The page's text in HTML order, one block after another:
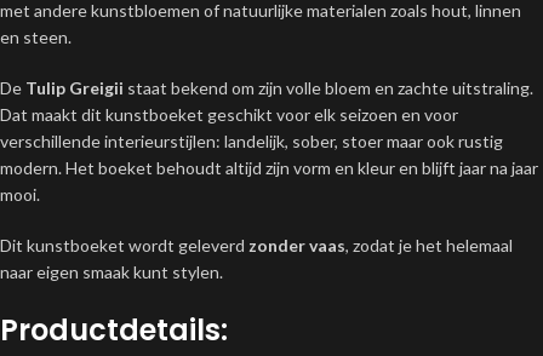
met andere kunstbloemen of natuurlijke materialen zoals hout, linnen
en steen.
De Tulip Greigii staat bekend om zijn volle bloem en zachte uitstraling.
Dat maakt dit kunstboeket geschikt voor elk seizoen en voor
verschillende interieurstijlen: landelijk, sober, stoer maar ook rustig
modern. Het boeket behoudt altijd zijn vorm en kleur en blijft jaar na jaar
mooi.
Dit kunstboeket wordt geleverd zonder vaas, zodat je het helemaal
naar eigen smaak kunt stylen.
Productdetails: